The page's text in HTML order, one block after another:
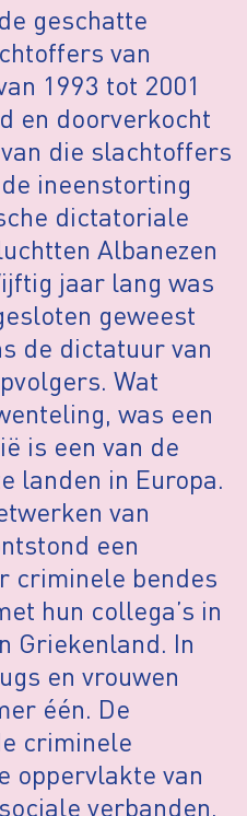
geschatte
van
1993 tot 2001
en doorverkocht
die slachtoffers
ineenstorting
dictatoriale
Albanezen
jaar lang was
geweest
de dictatuur van
Wat
was een
is een van de
landen in Europa.
van
een
criminele bendes
hun collega’s in
Griekenland. In
en vrouwen
één. De
criminele
oppervlakte van
verbanden,